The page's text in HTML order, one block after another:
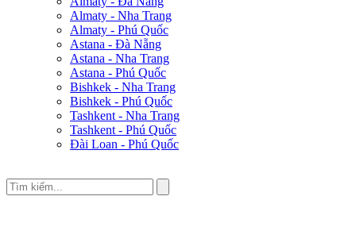
Almaty - Nha Trang
Almaty - Phú Quốc
Astana - Đà Nẵng
Astana - Nha Trang
Astana - Phú Quốc
Bishkek - Nha Trang
Bishkek - Phú Quốc
Tashkent - Nha Trang
Tashkent - Phú Quốc
Đài Loan - Phú Quốc